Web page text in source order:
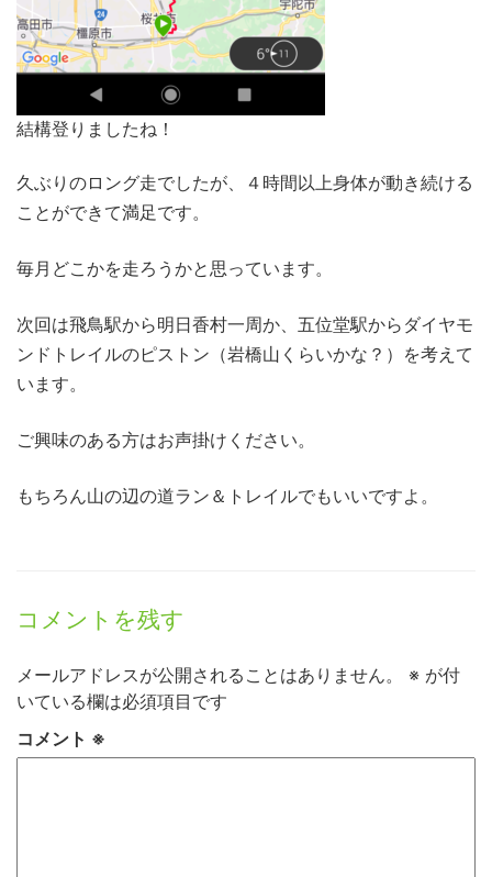
結構登りましたね！
久ぶりのロング走でしたが、４時間以上身体が動き続ける
ことができて満足です。
毎月どこかを走ろうかと思っています。
次回は飛鳥駅から明日香村一周か、五位堂駅からダイヤモ
ンドトレイルのピストン（岩橋山くらいかな？）を考えて
います。
ご興味のある方はお声掛けください。
もちろん山の辺の道ラン＆トレイルでもいいですよ。
コメントを残す
メールアドレスが公開されることはありません。 ※ が付
いている欄は必須項目です
コメント ※